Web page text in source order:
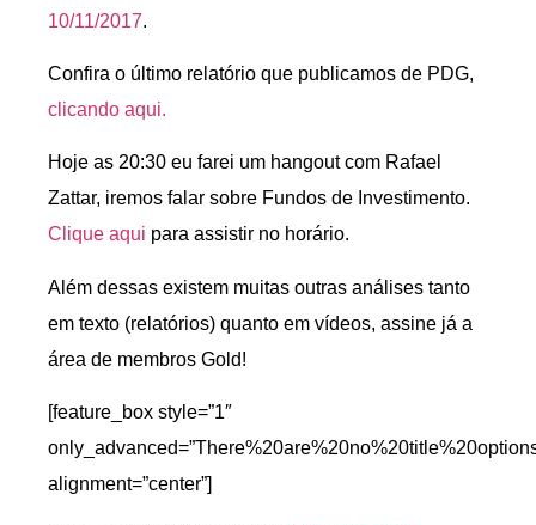
10/11/2017.
Confira o último relatório que publicamos de PDG,
clicando aqui.
Hoje as 20:30 eu farei um hangout com Rafael
Zattar, iremos falar sobre Fundos de Investimento.
Clique aqui para assistir no horário.
Além dessas existem muitas outras análises tanto
em texto (relatórios) quanto em vídeos, assine já a
área de membros Gold!
[feature_box style=”1″
alignment=”center”]